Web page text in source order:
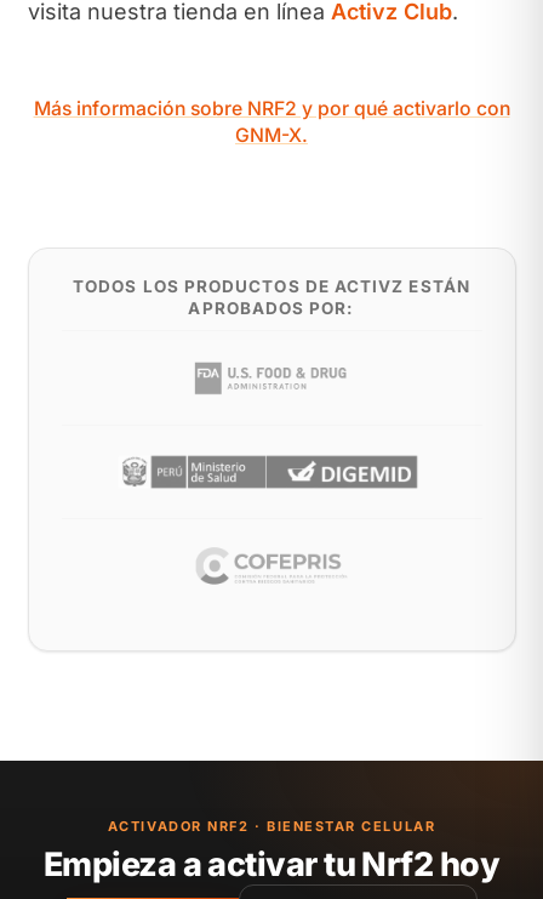
visita nuestra tienda en línea Activz Club.
Más información sobre NRF2 y por qué activarlo con
GNM-X.
TODOS LOS PRODUCTOS DE ACTIVZ ESTÁN
APROBADOS POR:
ACTIVADOR NRF2 · BIENESTAR CELULAR
Empieza a activar tu Nrf2 hoy